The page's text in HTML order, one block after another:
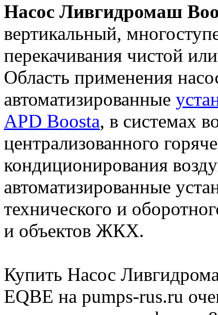
Насос Ливгидромаш
вертикальный,
перекачивания чистой
Область применения
автоматизированные
APD Boosta, в системах
централизованного
кондиционирования
автоматизированные
технического и
и объектов ЖКХ.
Купить Насос
EQBE на pumps-rus.ru